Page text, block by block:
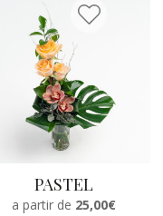
PASTEL
a partir de 25,00€